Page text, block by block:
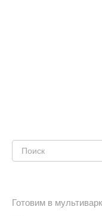
Поиск:
Готовим в